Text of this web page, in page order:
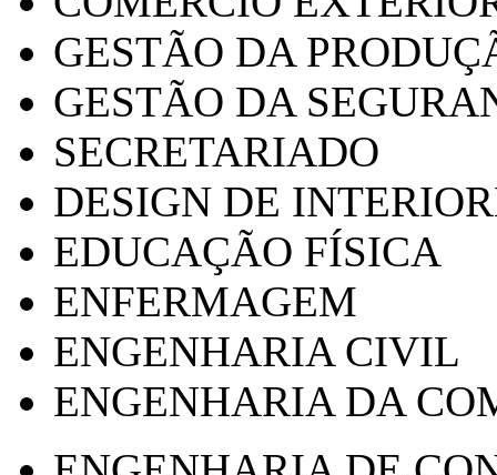
GESTÃO DA
GESTÃO DA
SECRETARIADO
DESIGN DE
EDUCAÇÃO FÍSICA
ENFERMAGEM
ENGENHARIA CIVIL
ENGENHARIA DA